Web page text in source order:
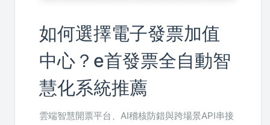
如何選擇電子發票加值
中心？e首發票全自動智
慧化系統推薦
雲端智慧開票平台、AI稽核防錯與跨場景API串接